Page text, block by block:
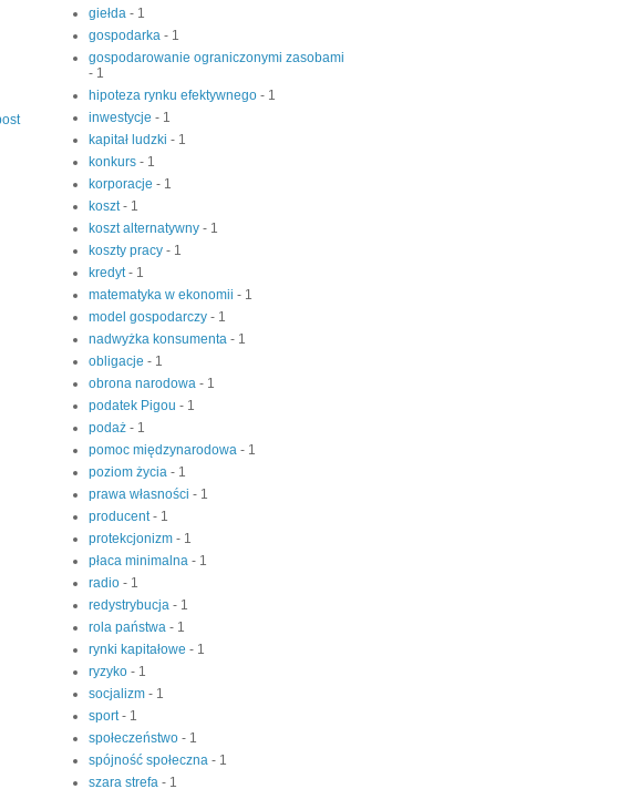
giełda - 1
gospodarka - 1
gospodarowanie ograniczonymi zasobami
- 1
hipoteza rynku efektywnego - 1
inwestycje - 1
kapitał ludzki - 1
konkurs - 1
korporacje - 1
koszt- 1
koszt alternatywny - 1
koszty pracy - 1
kredyt- 1
matematyka w ekonomii - 1
model gospodarczy - 1
nadwyżka konsumenta - 1
obligacje - 1
obrona narodowa - 1
podatek Pigou - 1
podaż - 1
pomoc międzynarodowa - 1
poziom życia - 1
prawa własności - 1
producent- 1
protekcjonizm - 1
płaca minimalna - 1
radio - 1
redystrybucja - 1
rola państwa - 1
rynki kapitałowe - 1
ryzyko - 1
socjalizm - 1
sport- 1
społeczeństwo - 1
spójność społeczna - 1
szara strefa - 1